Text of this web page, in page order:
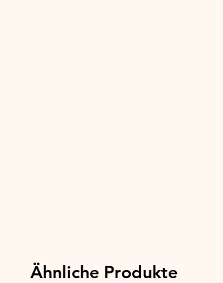
Ähnliche Produkte